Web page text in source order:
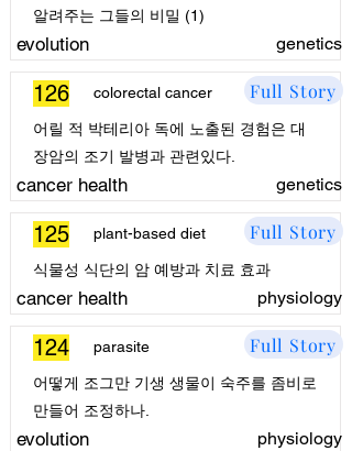
알려주는 그들의 비밀 (1)
evolution genetics
126 Full Story
colorectal cancer
어릴 적 박테리아 독에 노출된 경험은 대
장암의 조기 발병과 관련있다.
cancer health genetics
125 Full Story
plant-based diet
식물성 식단의 암 예방과 치료 효과
cancer health physiology
124 Full Story
parasite
어떻게 조그만 기생 생물이 숙주를 좀비로
만들어 조정하나.
evolution physiology